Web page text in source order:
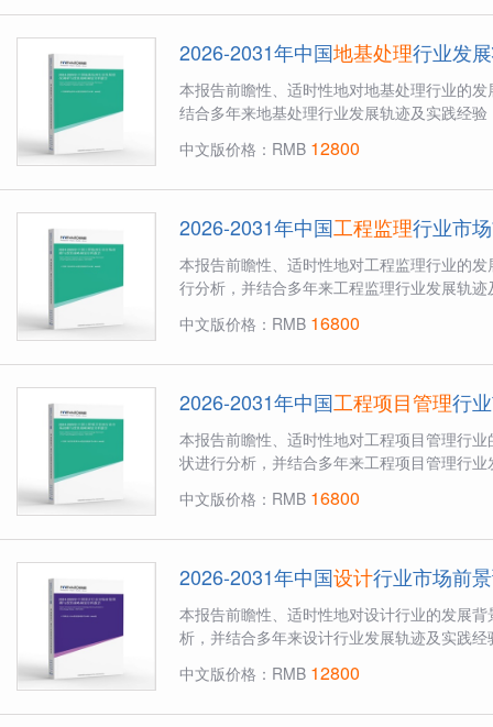
2026-2031年中国地基处理行业发
本报告前瞻性、适时性地对地基处理行业的
结合多年来地基处理行业发展轨迹及实践经
中文版价格：RMB 12800
2026-2031年中国工程监理行业市
本报告前瞻性、适时性地对工程监理行业的
行分析，并结合多年来工程监理行业发展轨
中文版价格：RMB 16800
2026-2031年中国工程项目管理行
本报告前瞻性、适时性地对工程项目管理行
状进行分析，并结合多年来工程项目管理行
中文版价格：RMB 16800
2026-2031年中国设计行业市场前
本报告前瞻性、适时性地对设计行业的发展
析，并结合多年来设计行业发展轨迹及实践
中文版价格：RMB 12800